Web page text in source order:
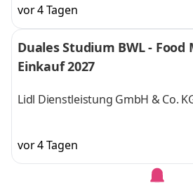
vor 4 Tagen
Duales Studium BWL -
Einkauf 2027
Lidl Dienstleistung GmbH & Co.
vor 4 Tagen